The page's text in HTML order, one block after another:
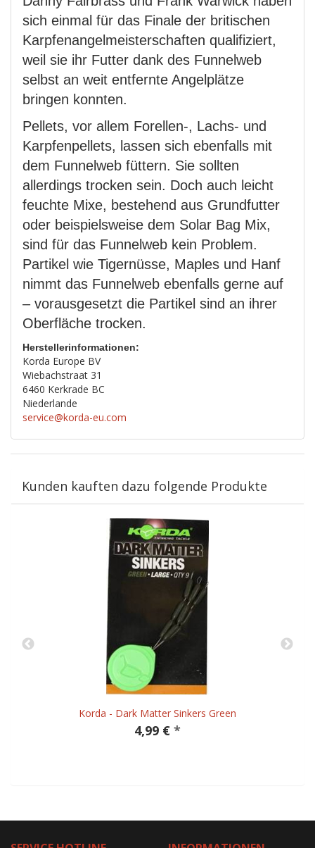
sich einmal für das Finale der britischen
Karpfenangelmeisterschaften qualifiziert,
weil sie ihr Futter dank des Funnelweb
selbst an weit entfernte Angelplätze
bringen konnten.
Pellets, vor allem Forellen-, Lachs- und
Karpfenpellets, lassen sich ebenfalls mit
dem Funnelweb füttern. Sie sollten
allerdings trocken sein. Doch auch leicht
feuchte Mixe, bestehend aus Grundfutter
oder beispielsweise dem Solar Bag Mix,
sind für das Funnelweb kein Problem.
Partikel wie Tigernüsse, Maples und Hanf
nimmt das Funnelweb ebenfalls gerne auf
– vorausgesetzt die Partikel sind an ihrer
Oberfläche trocken.
Herstellerinformationen:
Korda Europe BV
Wiebachstraat 31
6460 Kerkrade BC
Niederlande
service@korda-eu.com
Kunden kauften dazu folgende Produkte
Korda - Dark Matter Sinkers Green
4,99 € *